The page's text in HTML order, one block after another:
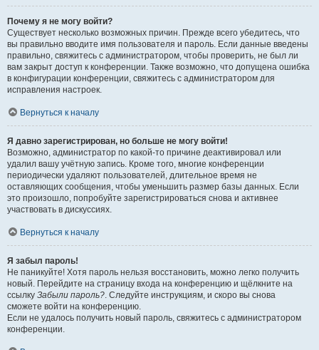
Почему я не могу войти?
Существует несколько возможных причин. Прежде всего убедитесь, что
вы правильно вводите имя пользователя и пароль. Если данные введены
правильно, свяжитесь с администратором, чтобы проверить, не был ли
вам закрыт доступ к конференции. Также возможно, что допущена ошибка
в конфигурации конференции, свяжитесь с администратором для
исправления настроек.
Вернуться к началу
Я давно зарегистрирован, но больше не могу войти!
Возможно, администратор по какой-то причине деактивировал или
удалил вашу учётную запись. Кроме того, многие конференции
периодически удаляют пользователей, длительное время не
оставляющих сообщения, чтобы уменьшить размер базы данных. Если
это произошло, попробуйте зарегистрироваться снова и активнее
участвовать в дискуссиях.
Вернуться к началу
Я забыл пароль!
Не паникуйте! Хотя пароль нельзя восстановить, можно легко получить
новый. Перейдите на страницу входа на конференцию и щёлкните на
ссылку Забыли пароль?. Следуйте инструкциям, и скоро вы снова
сможете войти на конференцию.
Если не удалось получить новый пароль, свяжитесь с администратором
конференции.